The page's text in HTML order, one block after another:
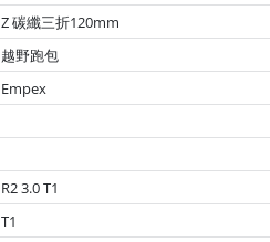
Z 碳纖三折120mm
越野跑包
Empex
R2 3.0 T1
T1